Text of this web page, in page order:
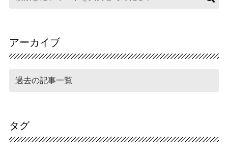
アーカイブ
タグ